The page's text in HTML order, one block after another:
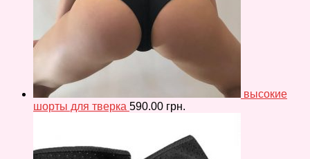
высокие
шорты для тверка 590.00 грн.